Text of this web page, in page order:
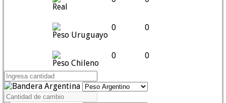
Real
Peso Uruguayo
0 0
Peso Chileno
0 0